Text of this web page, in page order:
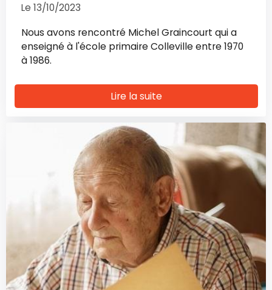
Le 13/10/2023
Nous avons rencontré Michel Graincourt qui a
enseigné à l'école primaire Colleville entre 1970
à 1986.
Lire la suite